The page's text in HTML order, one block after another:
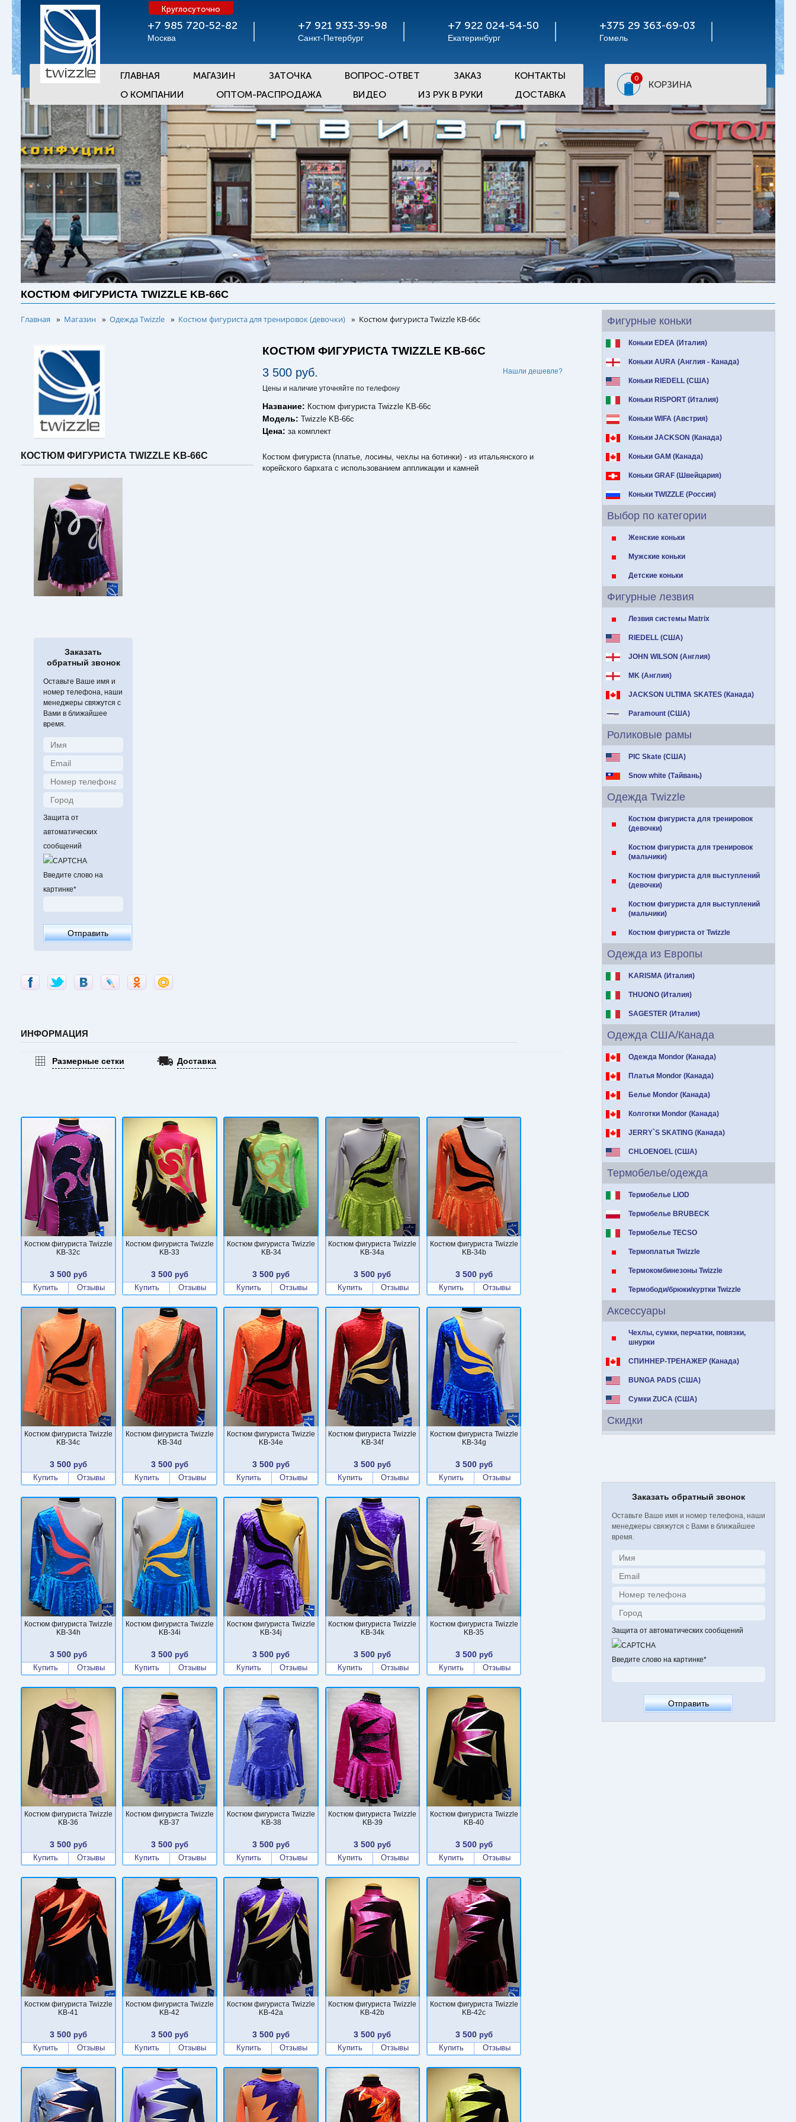
+7 985 720-52-82
Москва
Круглосуточно
+7 921 933-39-98
Санкт-Петербург
+7 922 024-54-50
Екатеринбург
+375 29 363-69-03
Гомель
ГЛАВНАЯ МАГАЗИН ЗАТОЧКА ВОПРОС-ОТВЕТ ЗАКАЗ
КОНТАКТЫ
О КОМПАНИИ
ОПТОМ-РАСПРОДАЖА ВИДЕО ИЗ РУК В РУКИ ДОСТАВКА
0
КОРЗИНА
КОСТЮМ ФИГУРИСТА TWIZZLE KB-66C
Фигурные коньки
Коньки EDEA (Италия)
Коньки AURA (Англия - Канада)
Коньки RIEDELL (США)
Коньки RISPORT (Италия)
Коньки WIFA (Австрия)
Коньки JACKSON (Канада)
Коньки GAM (Канада)
Коньки GRAF (Швейцария)
Коньки TWIZZLE (Россия)
Выбор по категории
Женские коньки
Мужские коньки
Детские коньки
Фигурные лезвия
Лезвия системы Matrix
RIEDELL (США)
JOHN WILSON (Англия)
MK (Англия)
JACKSON ULTIMA SKATES (Канада)
Paramount (США)
Роликовые рамы
PIC Skate (США)
Snow white (Тайвань)
Одежда Twizzle
Костюм фигуриста для тренировок
(девочки)
Костюм фигуриста для тренировок
(мальчики)
Костюм фигуриста для выступлений
(девочки)
Костюм фигуриста для выступлений
(мальчики)
Костюм фигуриста от Twizzle
Одежда из Европы
KARISMA (Италия)
THUONO (Италия)
SAGESTER (Италия)
Одежда США/Канада
Одежда Mondor (Канада)
Платья Mondor (Канада)
Белье Mondor (Канада)
Колготки Mondor (Канада)
JERRY`S SKATING (Канада)
CHLOENOEL (США)
Термобелье/одежда
Термобелье LIOD
Термобелье BRUBECK
Термобелье TECSO
Термоплатья Twizzle
Термокомбинезоны Twizzle
Термободи/брюки/куртки Twizzle
Аксессуары
Чехлы, сумки, перчатки, повязки,
шнурки
СПИННЕР-ТРЕНАЖЕР (Канада)
BUNGA PADS (США)
Сумки ZUCA (США)
Скидки
Заказать обратный звонок
Оставьте Ваше имя и номер телефона, наши
менеджеры свяжутся с Вами в ближайшее
время.
Защита от автоматических сообщений
Введите слово на картинке*
Главная » Магазин » Одежда Twizzle » Костюм фигуриста для тренировок (девочки) » Костюм фигуриста Twizzle KB-66c
КОСТЮМ ФИГУРИСТА TWIZZLE KB-66C
Заказать
обратный звонок
Оставьте Ваше имя и
номер телефона, наши
менеджеры свяжутся с
Вами в ближайшее
время.
Защита от
автоматических
сообщений
Введите слово на
картинке*
КОСТЮМ ФИГУРИСТА TWIZZLE KB-66C
3 500 руб. Нашли дешевле?
Цены и наличие уточняйте по телефону
Название: Костюм фигуриста Twizzle KB-66c
Модель:Twizzle KB-66c
Цена:за комплект
Костюм фигуриста (платье, лосины, чехлы на ботинки) - из итальянского и
корейского бархата с использованием аппликации и камней
ИНФОРМАЦИЯ
Размерные сетки Доставка
Костюм фигуриста Twizzle
KB-32c
3 500руб
Купить
Отзывы
Костюм фигуриста Twizzle
KB-33
3 500руб
Купить
Отзывы
Костюм фигуриста Twizzle
KB-34
3 500 руб
Купить
Отзывы
Костюм фигуриста Twizzle
KB-34a
3 500 руб
Купить
Отзывы
Костюм фигуриста Twizzle
KB-34b
3 500руб
Купить
Отзывы
Костюм фигуриста Twizzle
KB-34c
3 500руб
Купить
Отзывы
Костюм фигуриста Twizzle
KB-34d
3 500руб
Купить
Отзывы
Костюм фигуриста Twizzle
KB-34e
3 500 руб
Купить
Отзывы
Костюм фигуриста Twizzle
KB-34f
3 500 руб
Купить
Отзывы
Костюм фигуриста Twizzle
KB-34g
3 500руб
Купить
Отзывы
Костюм фигуриста Twizzle
KB-34h
3 500руб
Купить
Отзывы
Костюм фигуриста Twizzle
KB-34i
3 500руб
Купить
Отзывы
Костюм фигуриста Twizzle
KB-34j
3 500 руб
Купить
Отзывы
Костюм фигуриста Twizzle
KB-34k
3 500 руб
Купить
Отзывы
Костюм фигуриста Twizzle
KB-35
3 500руб
Купить
Отзывы
Костюм фигуриста Twizzle
KB-36
3 500руб
Купить
Отзывы
Костюм фигуриста Twizzle
KB-37
3 500руб
Купить
Отзывы
Костюм фигуриста Twizzle
KB-38
3 500 руб
Купить
Отзывы
Костюм фигуриста Twizzle
KB-39
3 500 руб
Купить
Отзывы
Костюм фигуриста Twizzle
KB-40
3 500руб
Купить
Отзывы
Костюм фигуриста Twizzle
KB-41
3 500руб
Купить
Отзывы
Костюм фигуриста Twizzle
KB-42
3 500руб
Купить
Отзывы
Костюм фигуриста Twizzle
KB-42a
3 500 руб
Купить
Отзывы
Костюм фигуриста Twizzle
KB-42b
3 500 руб
Купить
Отзывы
Костюм фигуриста Twizzle
KB-42c
3 500руб
Купить
Отзывы